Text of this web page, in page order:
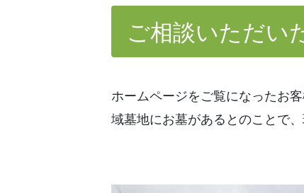
ご相談いただい
ホームページをご覧になったお
域墓地にお墓があるとのことで